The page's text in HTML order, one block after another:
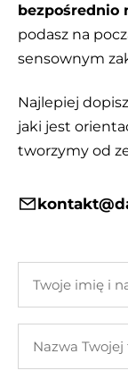
bezpośrednio
podasz na
sensownym
Najlepiej
jaki jest
tworzymy od
imię
nazwisko
Twojej